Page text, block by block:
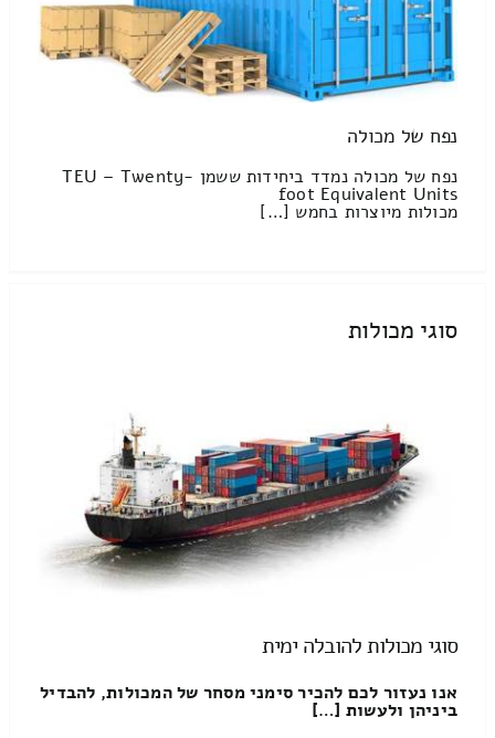
נפח של מכולה
נפח של מכולה נמדד ביחידות ששמן TEU – Twenty-
foot Equivalent Units
מכולות מיוצרות בחמש […]
סוגי מכולות
סוגי מכולות להובלה ימית
אנו נעזור לכם להכיר סימני מסחר של המכולות, להבדיל
ביניהן ולעשות […]